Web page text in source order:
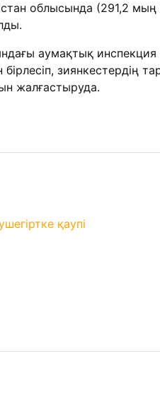
облысында (291,2
аумақтық
бірлесіп,
жалғастыруда.
шегіртке қаупі